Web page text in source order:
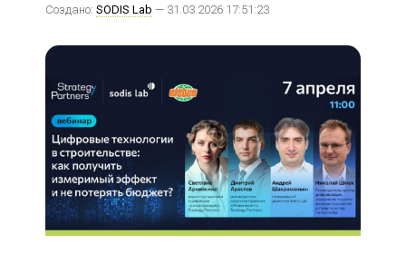
Создано: SODIS Lab — 31.03.2026 17:51:23